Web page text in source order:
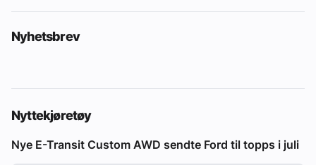
Nyhetsbrev
Nyttekjøretøy
Nye E-Transit Custom AWD sendte Ford til topps i juli